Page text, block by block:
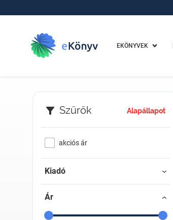
EKÖNYVEK
Szűrők Alapállapot
akciós ár
Kiadó
Ár